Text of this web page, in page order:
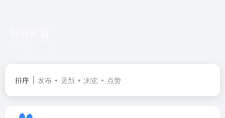
排序 发布 更新 浏览 点赞